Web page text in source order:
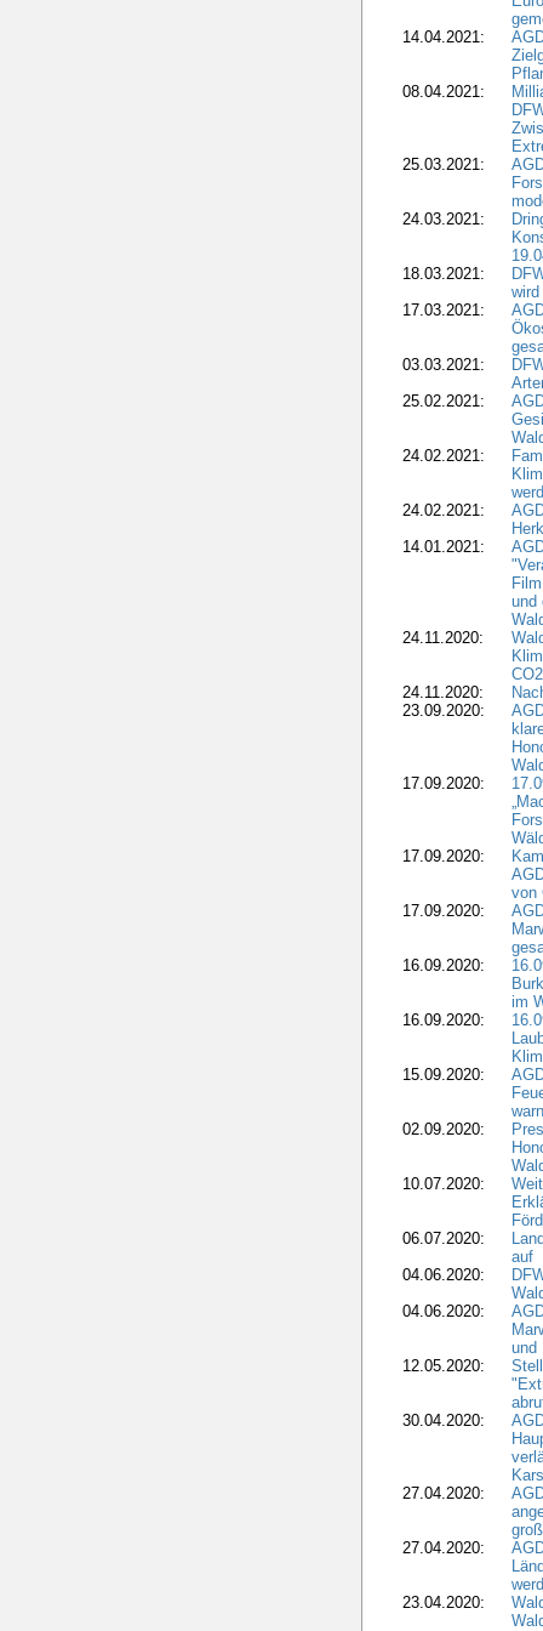
14.04.2021:
08.04.2021:
25.03.2021:
24.03.2021:
18.03.2021:
17.03.2021:
03.03.2021:
25.02.2021:
24.02.2021:
24.02.2021:
14.01.2021:
und
24.11.2020:
24.11.2020:
23.09.2020:
17.09.2020:
17.09.2020:
von
17.09.2020:
16.09.2020:
im
16.09.2020:
15.09.2020:
02.09.2020:
10.07.2020:
06.07.2020:
auf
04.06.2020:
04.06.2020:
und
12.05.2020:
30.04.2020:
27.04.2020:
27.04.2020:
23.04.2020: